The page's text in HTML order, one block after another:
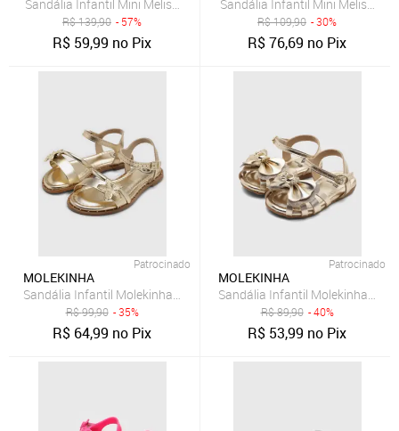
Sandália Infantil Mini Melissa Possession Pink
R$139,90 - 57%
R$ 59,99 no Pix
Sandália Infantil Mini Melissa
R$109,90 - 30%
R$76,69 no Pix
Patrocinado
MOLEKINHA
Sandália Infantil Molekinha Tiras Flor Dourada
R$99,90 - 35%
R$ 64,99 no Pix
Patrocinado
MOLEKINHA
Sandália Infantil Molekinha
R$89,90 - 40%
R$ 53,99 no Pix